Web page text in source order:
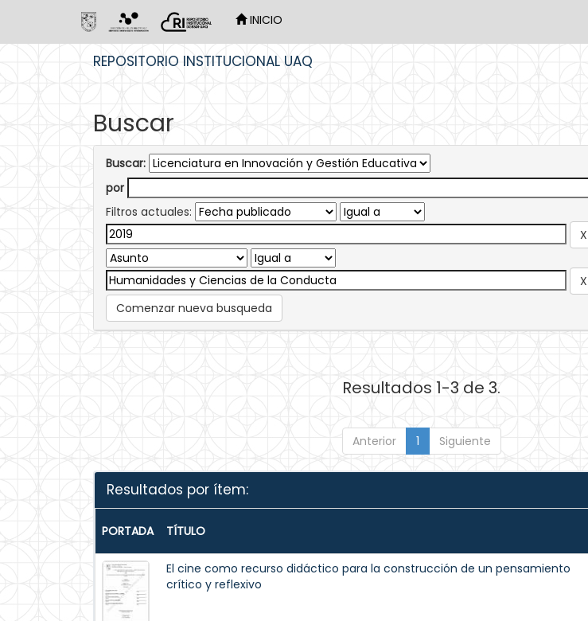
INICIO
REPOSITORIO INSTITUCIONAL UAQ
Buscar
Buscar:
por
Filtros actuales:
Comenzar nueva busqueda
Resultados 1-3 de 3.
Anterior 1 Siguiente
Resultados por ítem:
PORTADA TÍTULO
El cine como recurso didáctico para la construcción de un pensamiento
crítico y reflexivo